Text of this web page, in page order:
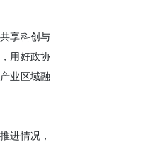
享科创与
用好政协
业区域融
进情况，